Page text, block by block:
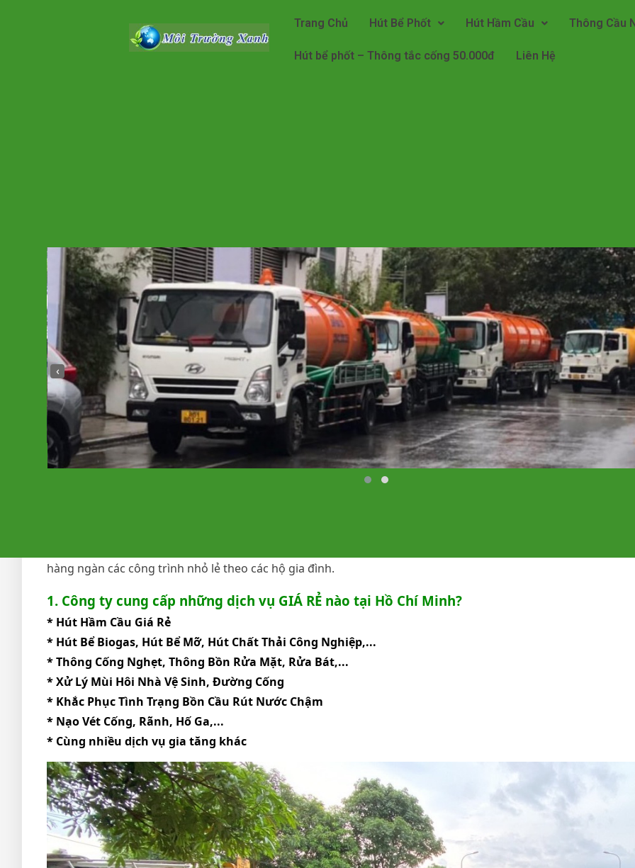
Trang Chủ Hút Bể Phốt Hút Hầm Cầu Thông Cầu
Hút bể phốt – Thông tắc cống 50.000đ Liên Hệ
‹
hàng ngàn các công trình nhỏ lẻ theo các hộ gia đình.
1. Công ty cung cấp những dịch vụ GIÁ RẺ nào tại Hồ Chí Minh?
* Hút Hầm Cầu Giá Rẻ
* Hút Bể Biogas, Hút Bể Mỡ, Hút Chất Thải Công Nghiệp,...
* Thông Cống Nghẹt, Thông Bồn Rửa Mặt, Rửa Bát,...
* Xử Lý Mùi Hôi Nhà Vệ Sinh, Đường Cống
* Khắc Phục Tình Trạng Bồn Cầu Rút Nước Chậm
* Nạo Vét Cống, Rãnh, Hố Ga,...
* Cùng nhiều dịch vụ gia tăng khác